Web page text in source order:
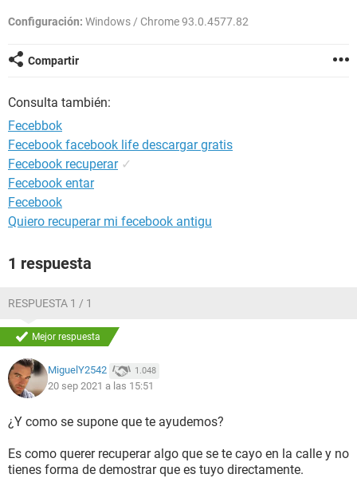
Configuración: Windows / Chrome 93.0.4577.82
Compartir
Consulta también:
Fecebbok
Fecebook facebook life descargar gratis
Fecebook recuperar ✓
Fecebook entar
Fecebook
Quiero recuperar mi fecebook antigu
1 respuesta
RESPUESTA 1 / 1
Mejor respuesta
MiguelY2542 1.048
20 sep 2021 a las 15:51
¿Y como se supone que te ayudemos?
Es como querer recuperar algo que se te cayo en la calle y no
tienes forma de demostrar que es tuyo directamente.